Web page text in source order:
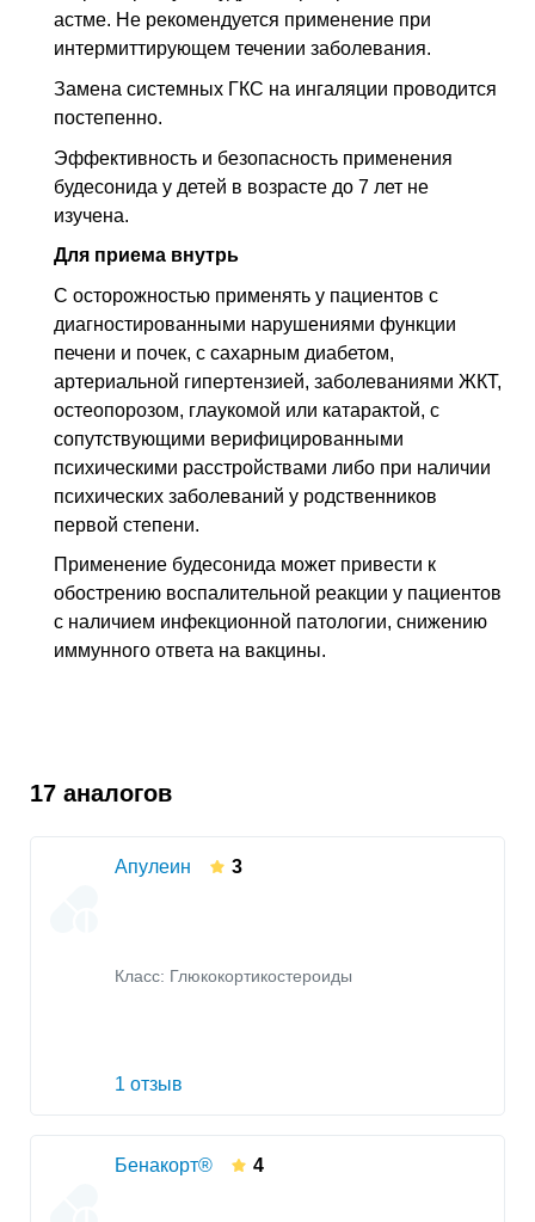
астме. Не рекомендуется применение при
интермиттирующем течении заболевания.
Замена системных ГКС на ингаляции проводится
постепенно.
Эффективность и безопасность применения
будесонида у детей в возрасте до 7 лет не
изучена.
Для приема внутрь
С осторожностью применять у пациентов с
диагностированными нарушениями функции
печени и почек, с сахарным диабетом,
артериальной гипертензией, заболеваниями ЖКТ,
остеопорозом, глаукомой или катарактой, с
сопутствующими верифицированными
психическими расстройствами либо при наличии
психических заболеваний у родственников
первой степени.
Применение будесонида может привести к
обострению воспалительной реакции у пациентов
с наличием инфекционной патологии, снижению
иммунного ответа на вакцины.
17 аналогов
Апулеин 3
Класс: Глюкокортикостероиды
1 отзыв
Бенакорт® 4